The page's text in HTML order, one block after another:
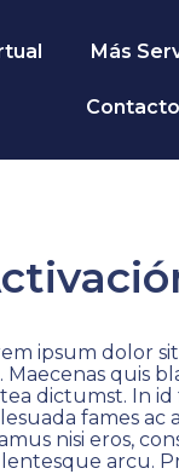
Más
Contacto
ipsum dolor
Maecenas quis
dictumst. In
fames ac
nisi eros,
arcu.